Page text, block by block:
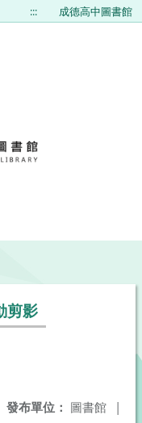
::: 成德高中圖書館
剪影
發布單位： 圖書館 |